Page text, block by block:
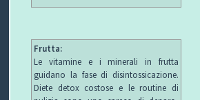
Frutta:
Le vitamine e i minerali in frutta
guidano la fase di disintossicazione.
Diete detox costose e le routine di